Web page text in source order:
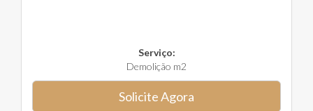
Serviço:
Demolição m2
Solicite Agora